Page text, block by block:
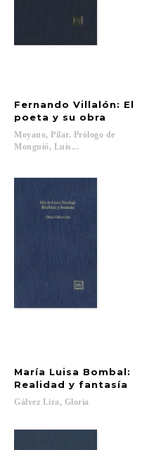
en Escritoras
Fernando Villalón: El
poeta y su obra
Moyano, Pilar. Prólogo de
Monguió, Luis...
María Luisa Bombal:
Realidad y fantasía
Gálvez Lira, Gloria